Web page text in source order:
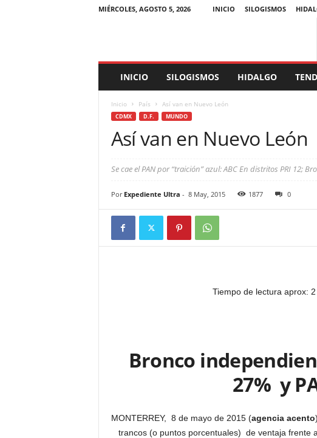
MIÉRCOLES, AGOSTO 5, 2026 INICIO SILOGISMOS
p
l
a
INICIO SILOGISMOS HIDALGO
Inicio País Así van en Nuevo León
CDMX D.F. MUNDO
Así van en Nuevo León
Se cae el PAN por “traición” azul: ABC En distritos PRI 12;
Por Expediente Ultra - 8 May, 2015 1877 0
Tiempo de lectura aprox:
Bronco
27% y
MONTERREY, 8 de mayo de 2015 (agencia acento
trancos (o puntos porcentuales) de ventaja frente